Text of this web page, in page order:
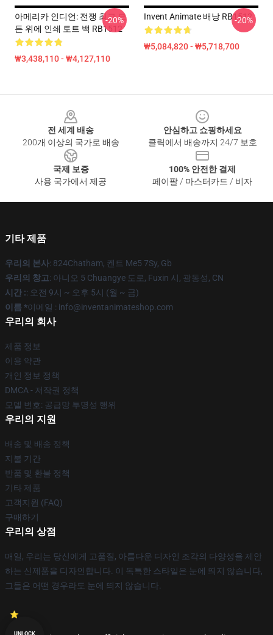
아메리카 인디언: 전쟁 최고 모
든 위에 인쇄 토트 백 RB1512
₩3,438,110 - ₩4,127,110
-20% Invent Animate 배낭 RB1512
₩5,084,820 - ₩5,718,700
-20%
전 세계 배송
200개 이상의 국가로 배송
안심하고 쇼핑하세요
클릭에서 배송까지 24/7 보호
국제 보증
사용 국가에서 제공
100% 안전한 결제
페이팔 / 마스터카드 / 비자
기타 제품
우리의 본사: 824Chatham, 켄트 Me5 7Sy, Gb
우리의 창고: 아니오 5 Chuangye 도로, Fuxin 시, 광동성, CN
시간 :: 오전 9시 ~ 오후 5시 (월 ~ 금)
이름 *이메일 : info@inventanimateshop.com
우리의 회사
제품 정보
이용 약관
개인 정보 정책
DMCA - 저작권 정책
모델 번호: 공급망 투명성 행위
우리의 지원
배송 및 배송 정책
지불 기간
반품 및 환불 정책
기타 제품
고객지원 (FAQ)
구매하기
우리의 상점
매일, 우리는 당신에게 고품질, 아름다운 디자인 조각의 다양성을 제안
하는 신제품을 디자인합니다. 이 독특한 스타일은 눈에 띄지 않습니다,
그들은 어떤 경우라도 눈에 띄지 않습니다.
UNLOCK